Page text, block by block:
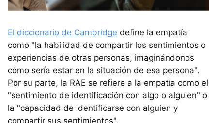
El diccionario de Cambridge define la empatía
como "la habilidad de compartir los sentimientos o
experiencias de otras personas, imaginándonos
cómo sería estar en la situación de esa persona".
Por su parte, la RAE se refiere a la empatía como el
"sentimiento de identificación con algo o alguien" o
la "capacidad de identificarse con alguien y
compartir sus sentimientos".